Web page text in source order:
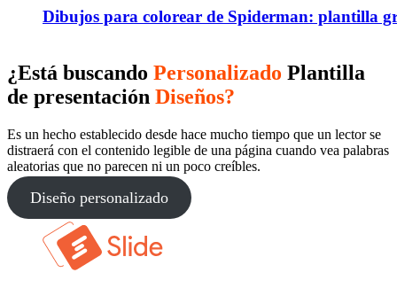
Dibujos para colorear de Spiderman: plantilla
¿Está buscando Personalizado Plantilla
de presentación Diseños?
Es un hecho establecido desde hace mucho tiempo que un lector se
distraerá con el contenido legible de una página cuando vea palabras
aleatorias que no parecen ni un poco creíbles.
Diseño personalizado